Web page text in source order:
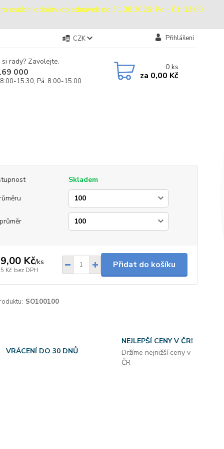
osobní odběry objednávek do 31.08.2026: Po - Čt: 13:00
CZK Přihlášení
rady? Zavolejte.
000
15:30, Pá: 8:00-15:00
0ks
za 0,00 Kč
Skladem
Kč/ks
Kč bez DPH
Přidat do košíku
SO100100
VRÁCENÍ DO 30 DNŮ
NEJLEPŠÍ CENY V ČR!
Držíme nejnižší ceny v
ČR